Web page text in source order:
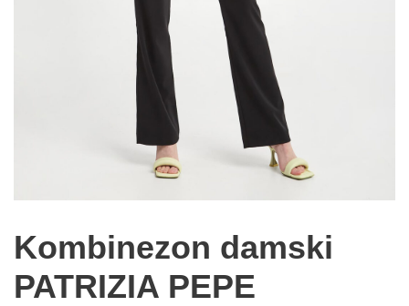
Kombinezon damski
PATRIZIA PEPE